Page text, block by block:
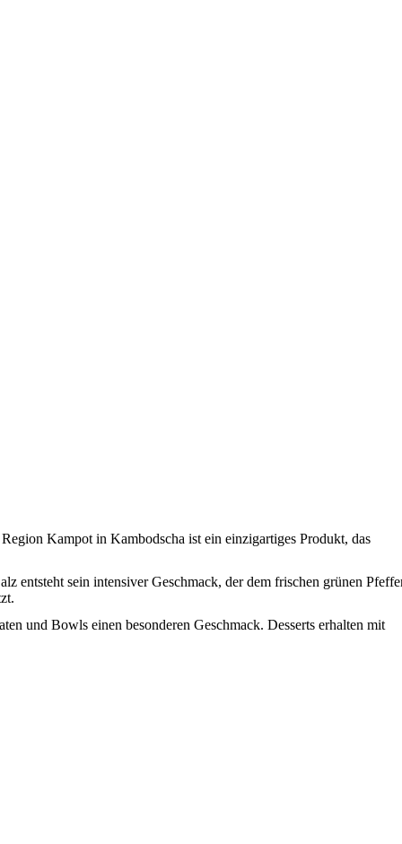
Kampot in Kambodscha ist ein einzigartiges Produkt, das
entsteht sein intensiver Geschmack, der dem frischen grünen
und Bowls einen besonderen Geschmack. Desserts erhalten mit